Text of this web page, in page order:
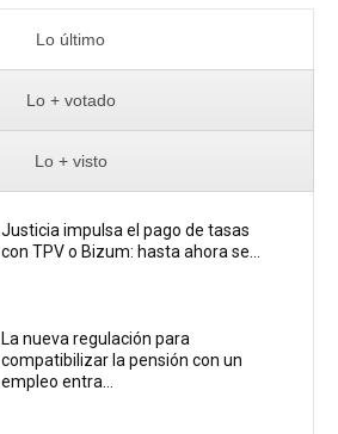
Lo último
Lo + votado
Lo + visto
Justicia impulsa el pago de tasas
con TPV o Bizum: hasta ahora se...
La nueva regulación para
compatibilizar la pensión con un
empleo entra...